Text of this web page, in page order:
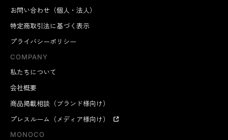
お問い合わせ（個人・法人）
特定商取引法に基づく表示
プライバシーポリシー
COMPANY
私たちについて
会社概要
商品掲載相談（ブランド様向け）
プレスルーム（メディア様向け）
MONOCO